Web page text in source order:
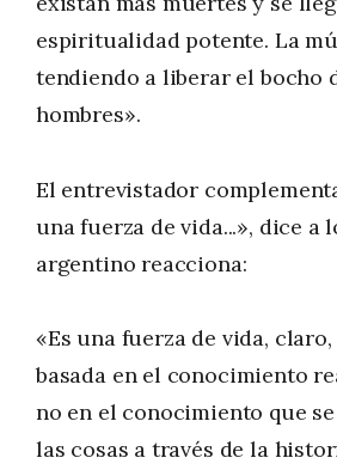
espiritualidad potente. La
tendiendo a liberar el bocho
hombres».
El entrevistador
una fuerza de vida...», dice a
argentino reacciona:
«Es una fuerza de vida,
basada en el conocimiento
no en el conocimiento que
las cosas a través de la